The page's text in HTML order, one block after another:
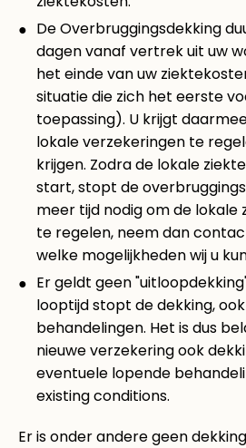
De Overbruggingsdekking
dagen vanaf vertrek uit uw
het einde van uw
situatie die zich het eerste
toepassing). U krijgt
lokale verzekeringen te
krijgen. Zodra de lokale
start, stopt de
meer tijd nodig om de lokale
te regelen, neem dan
welke mogelijkheden wij u
Er geldt geen
looptijd stopt de dekking,
behandelingen. Het is dus
nieuwe verzekering ook
eventuele lopende
existing conditions.
Er is onder andere geen